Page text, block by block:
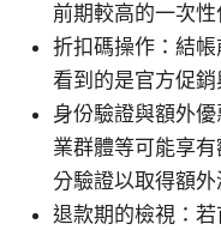
前期較高的一次
折扣碼操作：結
看到的是官方促銷
身份驗證與額外
業群體等可能享
分驗證以取得額外
退款期的檢視：